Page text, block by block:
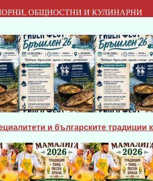
ОБЩНОСТНИ И КУЛИНАРНИ
и българските традиции